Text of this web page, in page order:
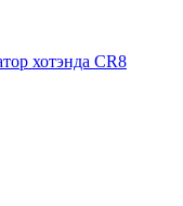
хотэнда CR8